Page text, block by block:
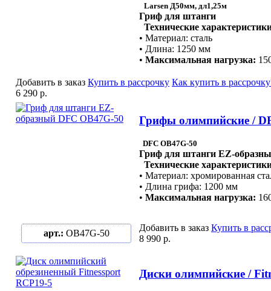
Larsen Д50мм, дл1,25м
Гриф для штанги
Технические
• Материал: сталь
• Длина: 1250 мм
• Максимальная нагрузка:
Добавить в заказ Купить в рассрочку Как купить в
6 290 р.
Грифы олимпийские /
DFC OB47G-50
Гриф для штанги EZ-
Технические
• Материал: хромированная
• Длина грифа: 1200 мм
• Максимальная нагрузка:
арт.: OB47G-50
Добавить в заказ Купить в
8 990 р.
Диски олимпийские /